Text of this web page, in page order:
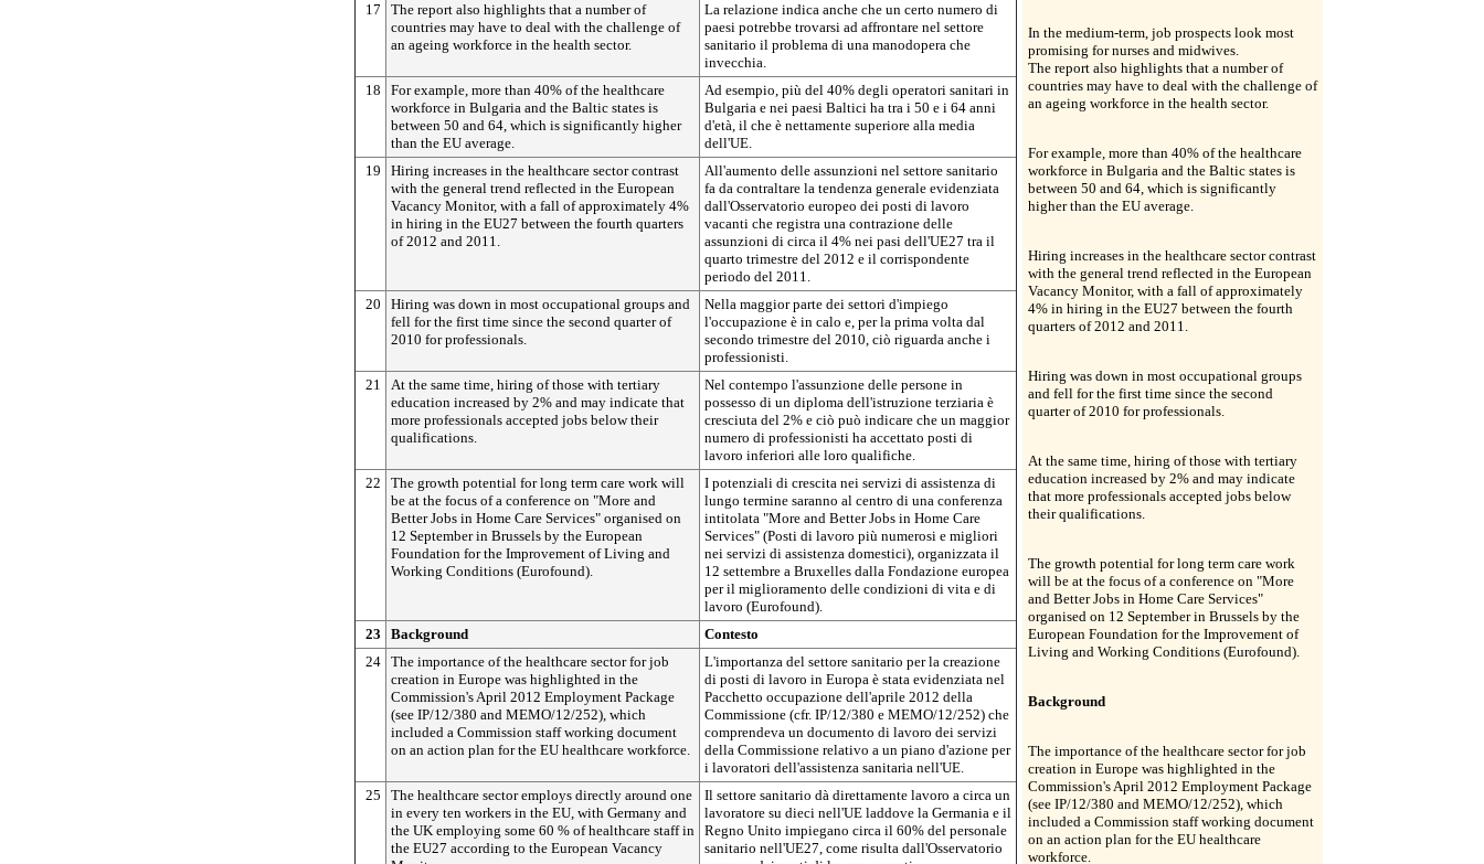
17
The report also highlights that a number of
countries may have to deal with the challenge of
an ageing workforce in the health sector.
La relazione indica anche che un certo numero di
paesi potrebbe trovarsi ad affrontare nel settore
sanitario il problema di una manodopera che
invecchia.
18
For example, more than 40% of the healthcare
workforce in Bulgaria and the Baltic states is
between 50 and 64, which is significantly higher
than the EU average.
Ad esempio, più del 40% degli operatori sanitari in
Bulgaria e nei paesi Baltici ha tra i 50 e i 64 anni
d'età, il che è nettamente superiore alla media
dell'UE.
19
Hiring increases in the healthcare sector contrast
with the general trend reflected in the European
Vacancy Monitor, with a fall of approximately 4%
in hiring in the EU27 between the fourth quarters
of 2012 and 2011.
All'aumento delle assunzioni nel settore sanitario
fa da contraltare la tendenza generale evidenziata
dall'Osservatorio europeo dei posti di lavoro
vacanti che registra una contrazione delle
assunzioni di circa il 4% nei pasi dell'UE27 tra il
quarto trimestre del 2012 e il corrispondente
periodo del 2011.
20
Hiring was down in most occupational groups and
fell for the first time since the second quarter of
2010 for professionals.
Nella maggior parte dei settori d'impiego
l'occupazione è in calo e, per la prima volta dal
secondo trimestre del 2010, ciò riguarda anche i
professionisti.
21
At the same time, hiring of those with tertiary
education increased by 2% and may indicate that
more professionals accepted jobs below their
qualifications.
Nel contempo l'assunzione delle persone in
possesso di un diploma dell'istruzione terziaria è
cresciuta del 2% e ciò può indicare che un maggior
numero di professionisti ha accettato posti di
lavoro inferiori alle loro qualifiche.
22
The growth potential for long term care work will
be at the focus of a conference on "More and
Better Jobs in Home Care Services" organised on
12 September in Brussels by the European
Foundation for the Improvement of Living and
Working Conditions (Eurofound).
I potenziali di crescita nei servizi di assistenza di
lungo termine saranno al centro di una conferenza
intitolata "More and Better Jobs in Home Care
Services" (Posti di lavoro più numerosi e migliori
nei servizi di assistenza domestici), organizzata il
12 settembre a Bruxelles dalla Fondazione europea
per il miglioramento delle condizioni di vita e di
lavoro (Eurofound).
23
Background
Contesto
24 The importance of the healthcare sector for job
creation in Europe was highlighted in the
Commission's April 2012 Employment Package
(see IP/12/380 and MEMO/12/252), which
included a Commission staff working document
on an action plan for the EU healthcare workforce.
L'importanza del settore sanitario per la creazione
di posti di lavoro in Europa è stata evidenziata nel
Pacchetto occupazione dell'aprile 2012 della
Commissione (cfr. IP/12/380 e MEMO/12/252) che
comprendeva un documento di lavoro dei servizi
della Commissione relativo a un piano d'azione per
i lavoratori dell'assistenza sanitaria nell'UE.
25
The healthcare sector employs directly around one
in every ten workers in the EU, with Germany and
the UK employing some 60 % of healthcare staff in
the EU27 according to the European Vacancy
Il settore sanitario dà direttamente lavoro a circa un
lavoratore su dieci nell'UE laddove la Germania e il
Regno Unito impiegano circa il 60% del personale
sanitario nell'UE27, come risulta dall'Osservatorio
In the medium-term, job prospects look most
promising for nurses and midwives.
The report also highlights that a number of
countries may have to deal with the challenge of
an ageing workforce in the health sector.
For example, more than 40% of the healthcare
workforce in Bulgaria and the Baltic states is
between 50 and 64, which is significantly
higher than the EU average.
Hiring increases in the healthcare sector contrast
with the general trend reflected in the European
Vacancy Monitor, with a fall of approximately
4% in hiring in the EU27 between the fourth
quarters of 2012 and 2011.
Hiring was down in most occupational groups
and fell for the first time since the second
quarter of 2010 for professionals.
At the same time, hiring of those with tertiary
education increased by 2% and may indicate
that more professionals accepted jobs below
their qualifications.
The growth potential for long term care work
will be at the focus of a conference on "More
and Better Jobs in Home Care Services"
organised on 12 September in Brussels by the
European Foundation for the Improvement of
Living and Working Conditions (Eurofound).
Background
The importance of the healthcare sector for job
creation in Europe was highlighted in the
Commission's April 2012 Employment Package
(see IP/12/380 and MEMO/12/252), which
included a Commission staff working document
on an action plan for the EU healthcare
workforce.